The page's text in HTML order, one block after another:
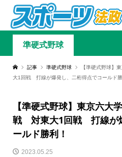
準硬式野球
記事 準硬式野球
【準硬式野球】
大1回戦 打線が爆発し、二桁得点でコールド勝
【準硬式野球】東京六大
戦 対東大1回戦 打線が
ールド勝利！
2023.05.25